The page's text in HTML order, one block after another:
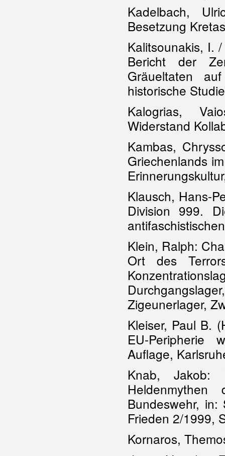
Kadelbach,
Besetzung
Kalitsounakis, I.
Bericht der
Gräueltaten
historische
Kalogrias,
Widerstand
Kambas,
Griechenlands
Klausch, Hans-
Division 999.
Klein, Ralph:
Ort des
Zigeunerlager,
Kleiser, Paul B.
EU-Peripherie
Auflage,
Knab, Jakob:
Bundeswehr,
Frieden 2/1999,
Kornaros,